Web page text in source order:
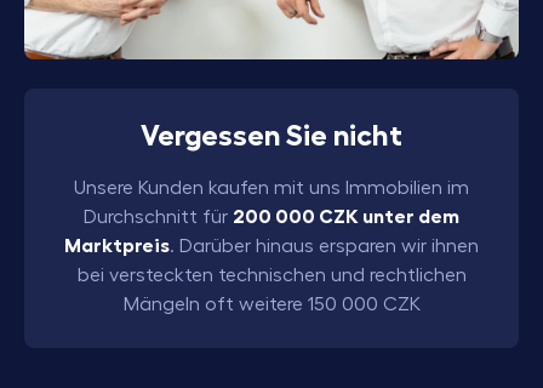
Vergessen Sie nicht
Unsere Kunden kaufen mit uns Immobilien im
Durchschnitt für 200 000 CZK unter dem
Marktpreis. Darüber hinaus ersparen wir ihnen
bei versteckten technischen und rechtlichen
Mängeln oft weitere 150 000 CZK